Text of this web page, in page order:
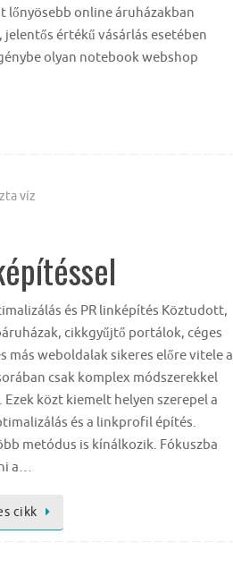
lőnyösebb online áruházakban
értékű vásárlás esetében
olyan notebook webshop
víz
és PR linképítés Köztudott,
cikkgyűjtő portálok, céges
más weboldalak sikeres előre vitele a
csak komplex módszerekkel
Ezek közt kiemelt helyen szerepel a
és a linkprofil építés.
metódus is kínálkozik. Fókuszba
a…
cikk